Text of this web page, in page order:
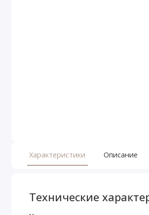
Характеристики Описание
Технические